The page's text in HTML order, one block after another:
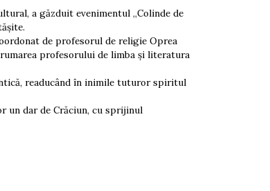
a găzduit evenimentul „Colinde de
de profesorul de religie Oprea
profesorului de limba și literatura
readucând în inimile tuturor spiritul
un dar de Crăciun, cu sprijinul